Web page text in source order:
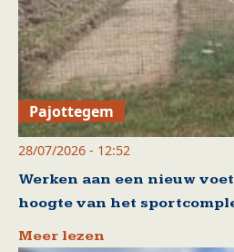
Pajottegem
28/07/2026 - 12:52
Werken aan een nieuw
hoogte van het
Meer lezen